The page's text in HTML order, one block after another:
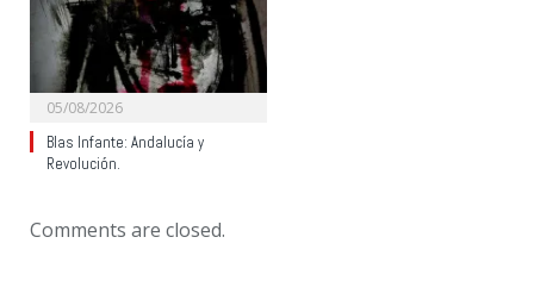
05/08/2026
Blas Infante: Andalucía y
Revolución.
Comments are closed.